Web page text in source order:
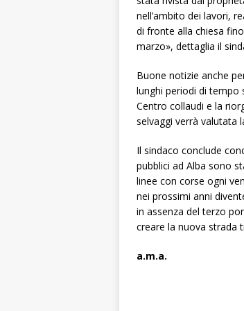
nell’ambito dei lavori,
di fronte alla chiesa
marzo», dettaglia il
Buone notizie anche
lunghi periodi di tempo
Centro collaudi e la
selvaggi verrà valutata
Il sindaco conclude
pubblici ad Alba sono
linee con corse ogni
nei prossimi anni
in assenza del terzo
creare la nuova strada
a.m.a.